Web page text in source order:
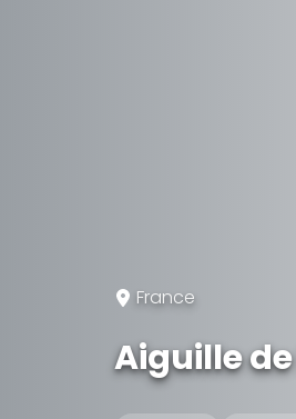
France
Aiguille